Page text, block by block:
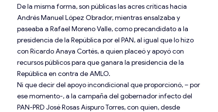
De la misma forma, son públicas las acres críticas hacia
Andrés Manuel López Obrador, mientras ensalzaba y
paseaba a Rafael Moreno Valle, como precandidato a la
presidencia de la República por el PAN, al igual que lo hizo
con Ricardo Anaya Cortés, a quien placeó y apoyó con
recursos públicos para que ganara la presidencia de la
República en contra de AMLO.
Ni que decir del apoyo incondicional que proporcionó, – por
ese momento-, a la campaña del gobernador infecto del
PAN-PRD José Rosas Aispuro Torres, con quien, desde